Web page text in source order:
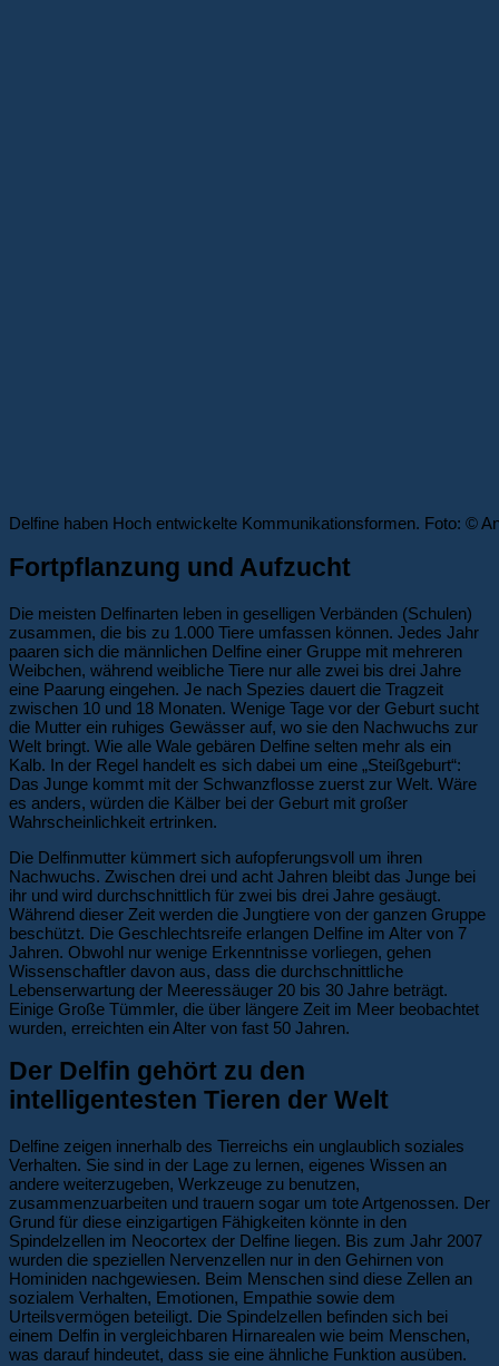
Delfine haben Hoch entwickelte Kommunikationsformen. Foto: ©
Fortpflanzung und Aufzucht
Die meisten Delfinarten leben in geselligen Verbänden (Schulen)
zusammen, die bis zu 1.000 Tiere umfassen können. Jedes Jahr
paaren sich die männlichen Delfine einer Gruppe mit mehreren
Weibchen, während weibliche Tiere nur alle zwei bis drei Jahre
eine Paarung eingehen. Je nach Spezies dauert die Tragzeit
zwischen 10 und 18 Monaten. Wenige Tage vor der Geburt sucht
die Mutter ein ruhiges Gewässer auf, wo sie den Nachwuchs zur
Welt bringt. Wie alle Wale gebären Delfine selten mehr als ein
Kalb. In der Regel handelt es sich dabei um eine „Steißgeburt“:
Das Junge kommt mit der Schwanzflosse zuerst zur Welt. Wäre
es anders, würden die Kälber bei der Geburt mit großer
Wahrscheinlichkeit ertrinken.
Die Delfinmutter kümmert sich aufopferungsvoll um ihren
Nachwuchs. Zwischen drei und acht Jahren bleibt das Junge bei
ihr und wird durchschnittlich für zwei bis drei Jahre gesäugt.
Während dieser Zeit werden die Jungtiere von der ganzen Gruppe
beschützt. Die Geschlechtsreife erlangen Delfine im Alter von 7
Jahren. Obwohl nur wenige Erkenntnisse vorliegen, gehen
Wissenschaftler davon aus, dass die durchschnittliche
Lebenserwartung der Meeressäuger 20 bis 30 Jahre beträgt.
Einige Große Tümmler, die über längere Zeit im Meer beobachtet
wurden, erreichten ein Alter von fast 50 Jahren.
Der Delfin gehört zu den
intelligentesten Tieren der Welt
Delfine zeigen innerhalb des Tierreichs ein unglaublich soziales
Verhalten. Sie sind in der Lage zu lernen, eigenes Wissen an
andere weiterzugeben, Werkzeuge zu benutzen,
zusammenzuarbeiten und trauern sogar um tote Artgenossen. Der
Grund für diese einzigartigen Fähigkeiten könnte in den
Spindelzellen im Neocortex der Delfine liegen. Bis zum Jahr 2007
wurden die speziellen Nervenzellen nur in den Gehirnen von
Hominiden nachgewiesen. Beim Menschen sind diese Zellen an
sozialem Verhalten, Emotionen, Empathie sowie dem
Urteilsvermögen beteiligt. Die Spindelzellen befinden sich bei
einem Delfin in vergleichbaren Hirnarealen wie beim Menschen,
was darauf hindeutet, dass sie eine ähnliche Funktion ausüben.